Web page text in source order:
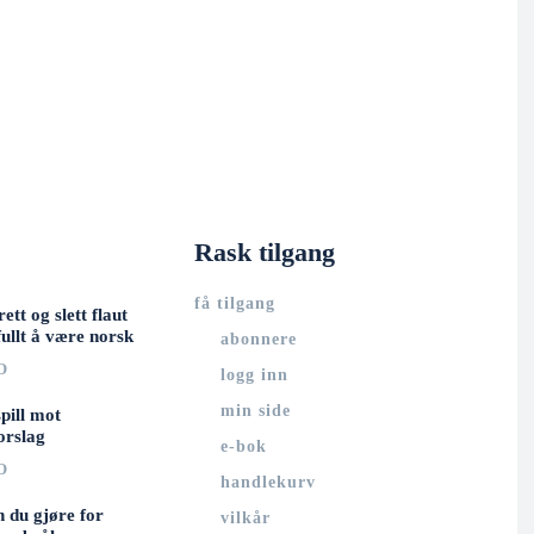
og slett flaut
å være norsk
mot
du gjøre for
Rask tilgang
få tilgang
abonnere
logg inn
min side
e-bok
handlekurv
vilkår